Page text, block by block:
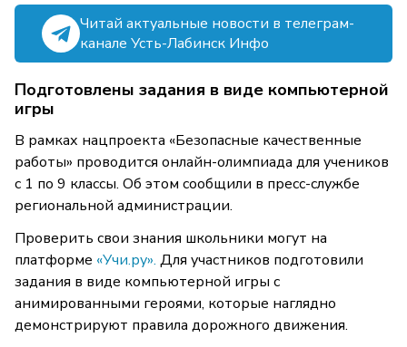
Читай актуальные новости в телеграм-
канале Усть-Лабинск Инфо
Подготовлены задания в виде компьютерной
игры
В рамках нацпроекта «Безопасные качественные
работы» проводится онлайн-олимпиада для учеников
с 1 по 9 классы. Об этом сообщили в пресс-службе
региональной администрации.
Проверить свои знания школьники могут на
платформе «Учи.ру». Для участников подготовили
задания в виде компьютерной игры с
анимированными героями, которые наглядно
демонстрируют правила дорожного движения.